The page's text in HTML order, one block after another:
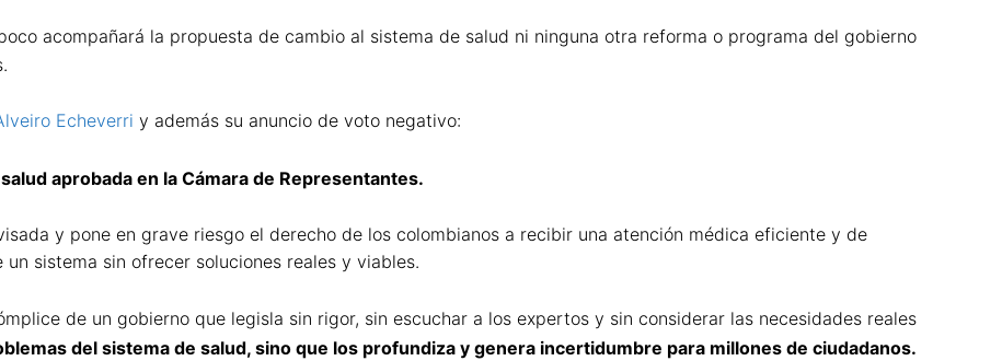
acompañará la propuesta de cambio al sistema de salud ni ninguna otra reforma o programa del gobierno
Echeverri y además su anuncio de voto negativo:
aprobada en la Cámara de Representantes.
y pone en grave riesgo el derecho de los colombianos a recibir una atención médica eficiente y de
sistema sin ofrecer soluciones reales y viables.
de un gobierno que legisla sin rigor, sin escuchar a los expertos y sin considerar las necesidades reales
del sistema de salud, sino que los profundiza y genera incertidumbre para millones de ciudadanos.